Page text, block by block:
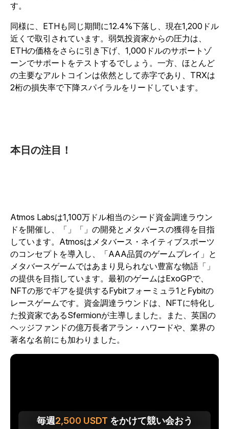
す。
同様に、ETHも同じ期間に12.4%下落し、現在1,200ドル
近くで取引されています。弱気投資家からの圧力は、
ETHの価格をさらに引き下げ、1,000ドルのサポートゾ
ーンでサポートをテストするでしょう。一方、ほとんど
の主要なアルトコインは依然として赤字であり、TRXは
2桁の損失率で下降スパイラルをリードしています。
本日の注目！
Atmos Labsは1,100万ドル相当のシード資金調達ラウン
ドを開催し、「」「」の開発とメタバースの獲得を目指
しています。Atmosはメタバース・ネイティブスポーツ
のコンセプトを導入し、「AAA品質のゲームプレイ」と
メタバースゲームではあまり見られない豊富な物語「」
の提供を目指しています。最初のゲームはExoGPで、
NFTの形でギアを提供するFybitフォーミュラ1とFybitの
レースゲームです。資金調達ラウンドは、NFTに特化し
た投資家であるSfermionが主導しました。また、英国の
ヘッジファンドの億万長者アラン・ハワードや、業界の
著名な名前にも加わりました。
毎週2,500 USDT をかけて競い会おう